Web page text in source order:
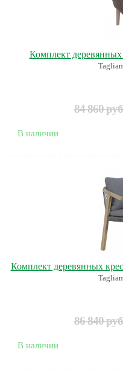
Комплект деревянных
84 860
В наличии
Комплект деревянных
86 840
В наличии